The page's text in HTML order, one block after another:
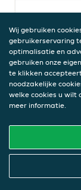
10 mini
naar
€ 7,50
incl. statiegeld
8
meerdere
incl. statiegeld
Wij gebruiken
gebruikerservaring
optimalisatie en
gebruiken onze
te klikken
noodzakelijke
welke cookies u wilt
meer informatie.